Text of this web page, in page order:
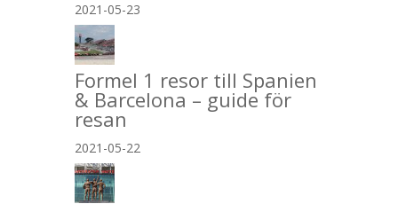
2021-05-23
Formel 1 resor till Spanien
& Barcelona – guide för
resan
2021-05-22